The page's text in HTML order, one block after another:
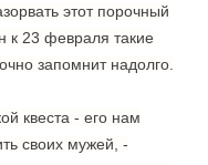
этот порочный
к 23 февраля такие
запомнит надолго.
квеста - его нам
своих мужей, -